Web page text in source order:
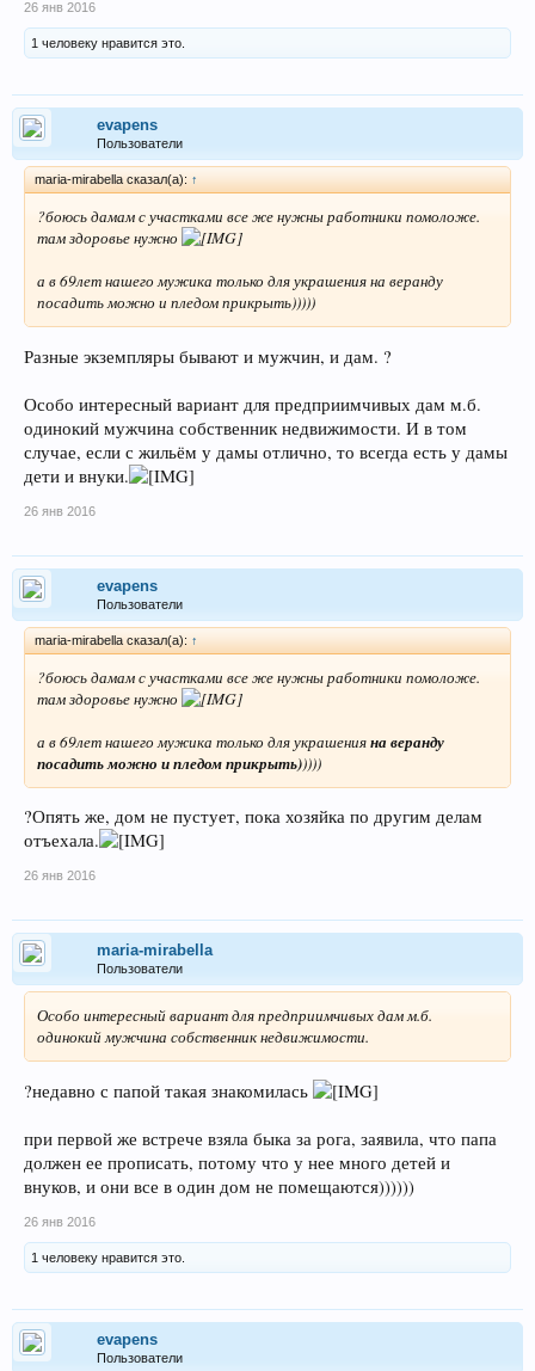
26 янв 2016
1 человеку нравится это.
evapens
Пользователи
maria-mirabella сказал(а): ↑
?боюсь дамам с участками все же нужны работники помоложе.
там здоровье нужно
а в 69лет нашего мужика только для украшения на веранду
посадить можно и пледом прикрыть)))))
Разные экземпляры бывают и мужчин, и дам. ?
Особо интересный вариант для предприимчивых дам м.б.
одинокий мужчина собственник недвижимости. И в том
случае, если с жильём у дамы отлично, то всегда есть у дамы
дети и внуки.
26 янв 2016
evapens
Пользователи
maria-mirabella сказал(а): ↑
?боюсь дамам с участками все же нужны работники помоложе.
там здоровье нужно
а в 69лет нашего мужика только для украшенияна веранду
посадить можно и пледом прикрыть)))))
?Опять же, дом не пустует, пока хозяйка по другим делам
отъехала.
26 янв 2016
maria-mirabella
Пользователи
Особо интересный вариант для предприимчивых дам м.б.
одинокий мужчина собственник недвижимости.
?недавно с папой такая знакомилась
при первой же встрече взяла быка за рога, заявила, что папа
должен ее прописать, потому что у нее много детей и
внуков, и они все в один дом не помещаются))))))
26 янв 2016
1 человеку нравится это.
evapens
Пользователи